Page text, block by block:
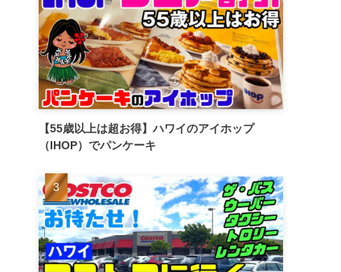
【55歳以上は超お得】ハワイのアイホップ
（IHOP）でパンケーキ